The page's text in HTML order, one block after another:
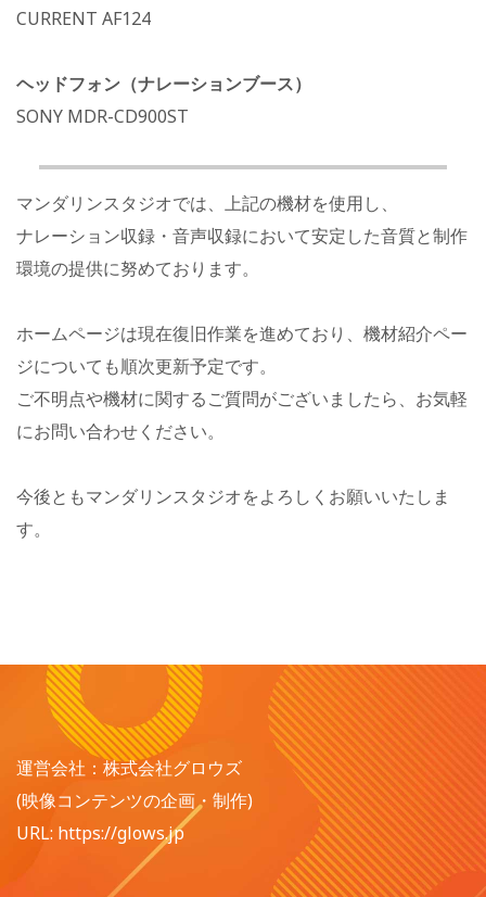
CURRENT AF124
ヘッドフォン（ナレーションブース）
SONY MDR-CD900ST
マンダリンスタジオでは、上記の機材を使用し、
ナレーション収録・音声収録において安定した音質と制作
環境の提供に努めております。
ホームページは現在復旧作業を進めており、機材紹介ペー
ジについても順次更新予定です。
ご不明点や機材に関するご質問がございましたら、お気軽
にお問い合わせください。
今後ともマンダリンスタジオをよろしくお願いいたしま
す。
運営会社：株式会社グロウズ
(映像コンテンツの企画・制作)
URL: https://glows.jp